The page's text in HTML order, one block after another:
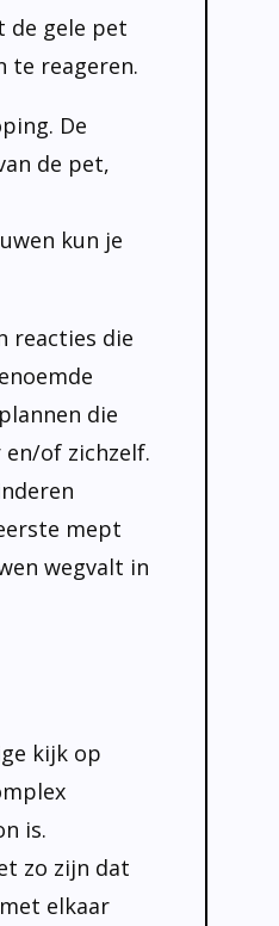
de gele pet
te reageren.
De
de pet,
kun je
reacties die
die
of zichzelf.
mept
wegvalt in
kijk op
is.
zo zijn dat
elkaar